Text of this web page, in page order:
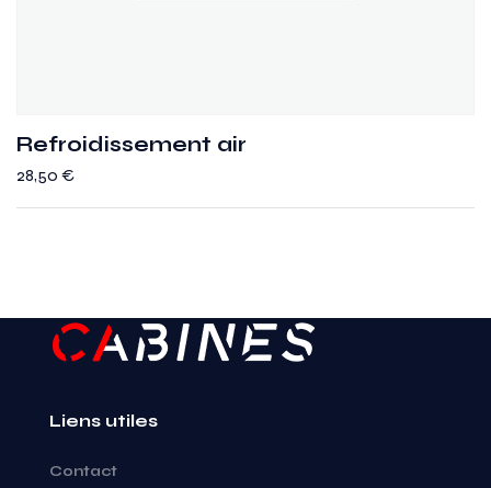
Refroidissement air
28,50 €
Liens utiles
Contact